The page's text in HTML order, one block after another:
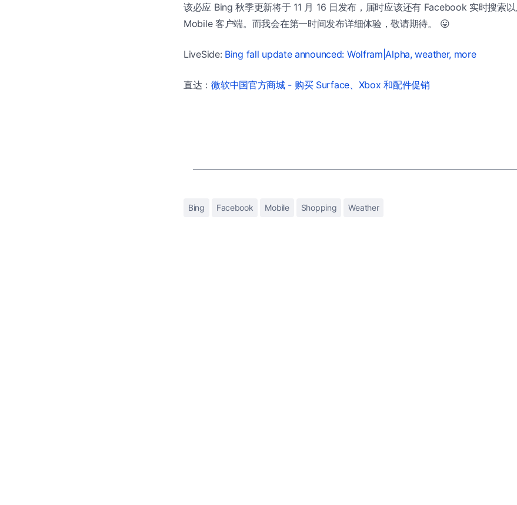
该必应 Bing 秋季更新将于 11 月 16 日发布，届时应该还有 Facebook 实时搜索
Mobile 客户端。而我会在第一时间发布详细体验，敬请期待。 😛
LiveSide: Bing fall update announced: Wolfram|Alpha, weather, more
直达：微软中国官方商城 - 购买 Surface、Xbox 和配件促销
Bing Facebook Mobile Shopping Weather